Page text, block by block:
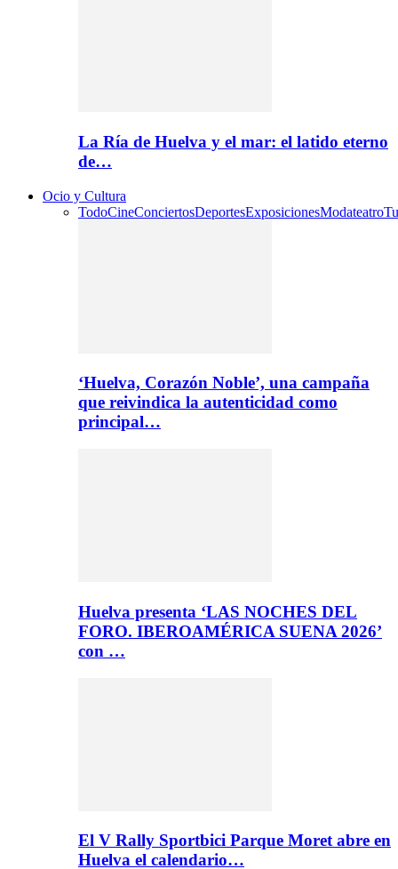
La Ría de Huelva y el mar: el latido eterno
de…
Ocio y Cultura
TodoCineConciertosDeportesExposicionesModateatro
‘Huelva, Corazón Noble’, una campaña
que reivindica la autenticidad como
principal…
Huelva presenta ‘LAS NOCHES DEL
FORO. IBEROAMÉRICA SUENA 2026’
con …
El V Rally Sportbici Parque Moret abre en
Huelva el calendario…